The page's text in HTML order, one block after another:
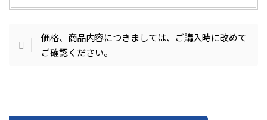
価格、商品内容につきましては、ご購入時に改めて
ご確認ください。